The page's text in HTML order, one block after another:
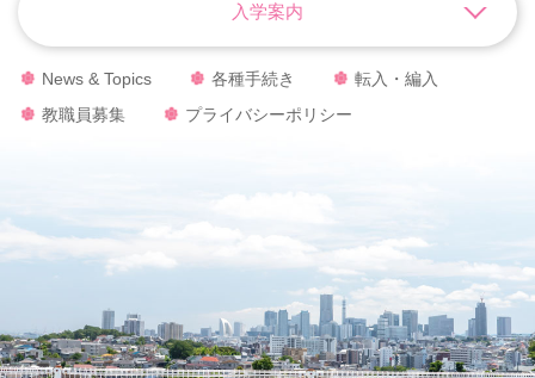
入学案内
News & Topics 各種手続き
転入・編入
教職員募集
プライバシーポリシー